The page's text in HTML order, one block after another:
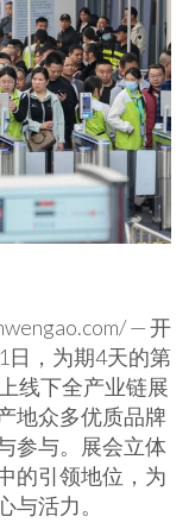
— 开
日，为期4天的第
线下全产业链展
地众多优质品牌
参与。展会立体
的引领地位，为
与活力。